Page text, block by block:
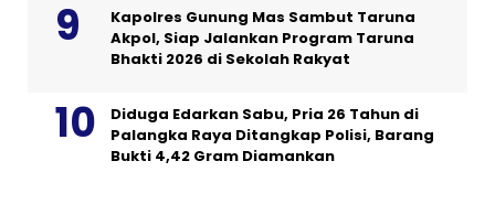
Kapolres Gunung Mas Sambut Taruna
Akpol, Siap Jalankan Program Taruna
Bhakti 2026 di Sekolah Rakyat
Diduga Edarkan Sabu, Pria 26 Tahun di
Palangka Raya Ditangkap Polisi, Barang
Bukti 4,42 Gram Diamankan